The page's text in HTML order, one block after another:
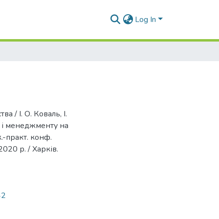
Log In
/ І. О. Коваль, І.
менеджменту на
практ. конф.
р. / Харків.